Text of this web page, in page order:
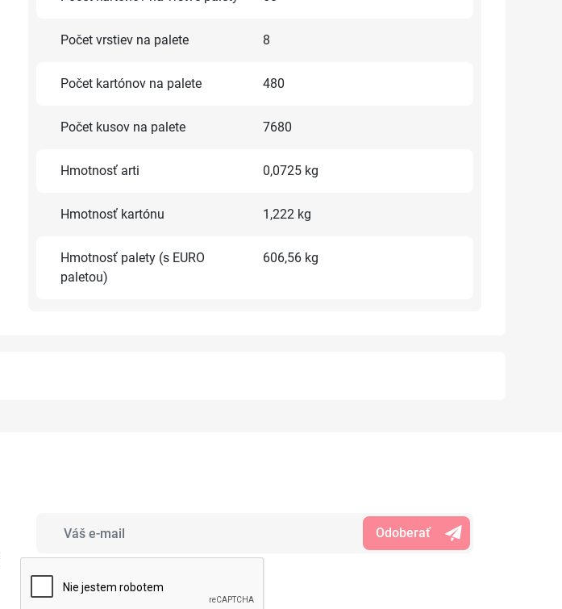
Počet vrstiev na palete 8
Počet kartónov na palete 480
Počet kusov na palete 7680
Hmotnosť arti 0,0725 kg
Hmotnosť kartónu 1,222 kg
Hmotnosť palety (s EURO
paletou)
606,56 kg